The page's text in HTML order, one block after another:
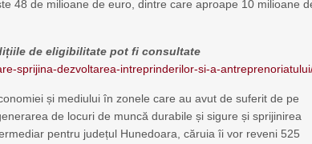
48 de milioane de euro, dintre care aproape 10 milioane
de eligibilitate pot fi consultate
sprijina-dezvoltarea-intreprinderilor-si-a-
și mediului în zonele care au avut de suferit de pe
de locuri de muncă durabile și sigure și sprijinirea
pentru județul Hunedoara, căruia îi vor reveni 525